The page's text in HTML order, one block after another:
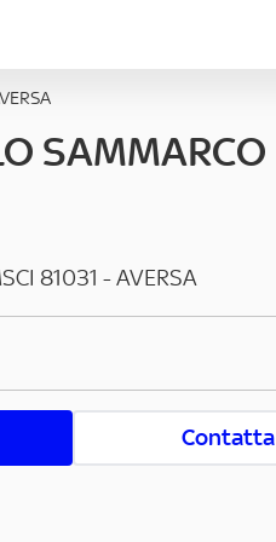
SAMMARCO
81031 -AVERSA
Contatta